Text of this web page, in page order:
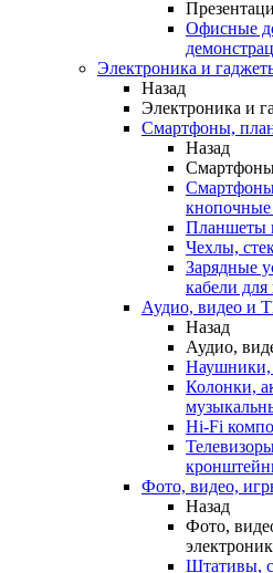
Офисные
Электроника и
Назад
Электроника и
Смартфоны,
Назад
Планшеты
Чехлы,
Зарядные
кабели для
Аудио, видео и
Назад
Аудио,
Наушники,
Колонки,
Hi-Fi
Фото, видео,
Назад
Фото,
Штативы,